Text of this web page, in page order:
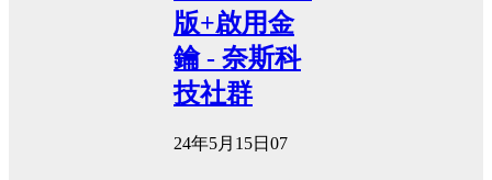
版+啟用金
鑰 - 奈斯科
技社群
24年5月15日 07